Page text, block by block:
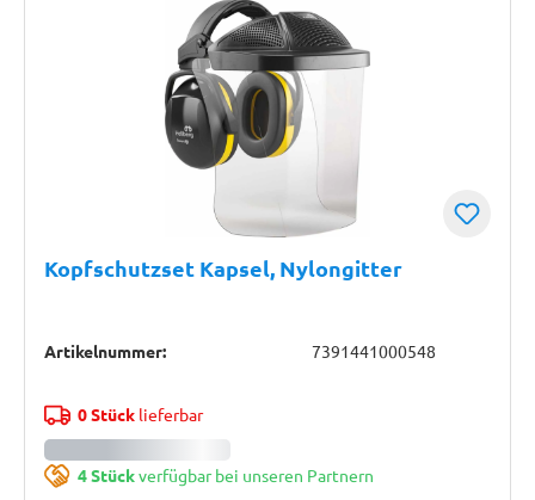
Kopfschutzset Kapsel, Nylongitter
Artikelnummer: 7391441000548
0 Stücklieferbar
4 Stückverfügbar bei unseren Partnern